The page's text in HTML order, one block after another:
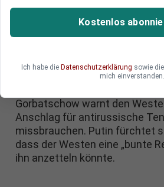
das russische Volk
Die EU-Ratspräsidentschaft
Boris Nemzow aufzuwachen
zu verteidigen“. Putin wolle
Gorbatschow warnt den
Anschlag für antirussische
missbrauchen. Putin fürchtet
dass der Westen eine „bunte
ihn anzetteln könnte.
Kostenlos
Ich habe die Datenschutzerklärung sowie die
mich einverstanden.